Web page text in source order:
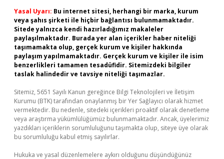
Yasal Uyarı: Bu internet sitesi, herhangi bir marka, kurum
veya şahıs şirketi ile hiçbir bağlantısı bulunmamaktadır.
Sitede yalnızca kendi hazırladığımız makaleler
paylaşılmaktadır. Burada yer alan içerikler haber niteliği
taşımamakta olup, gerçek kurum ve kişiler hakkında
paylaşım yapılmamaktadır. Gerçek kurum ve kişiler ile isim
benzerlikleri tamamen tesadüfidir. Sitemizdeki bilgiler
taslak halindedir ve tavsiye niteliği taşımazlar.
Sitemiz, 5651 Sayılı Kanun gereğince Bilgi Teknolojileri ve İletişim
Kurumu (BTK) tarafından onaylanmış bir Yer Sağlayıcı olarak hizmet
vermektedir. Bu nedenle, sitedeki içerikleri proaktif olarak denetleme
veya araştırma yükümlülüğümüz bulunmamaktadır. Ancak, üyelerimiz
yazdıkları içeriklerin sorumluluğunu taşımakta olup, siteye üye olarak
bu sorumluluğu kabul etmiş sayılırlar.
Hukuka ve yasal düzenlemelere aykırı olduğunu düşündüğünüz